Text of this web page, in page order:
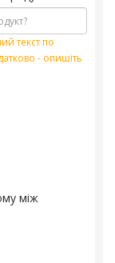
текст по
- опишіть
між